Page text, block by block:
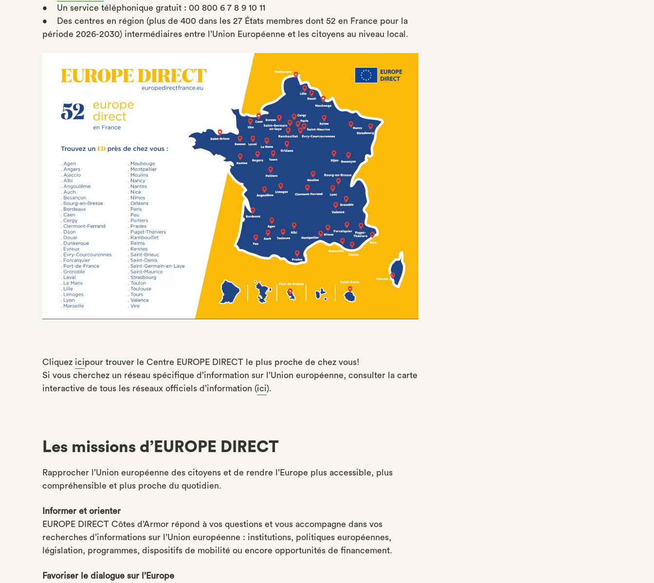
• Un service téléphonique gratuit : 00 800 6 7 8 9 10 11
• Des centres en région (plus de 400 dans les 27 États membres dont 52 en France pour la
période 2026-2030) intermédiaires entre l’Union Européenne et les citoyens au niveau local.
Cliquez icipour trouver le Centre EUROPE DIRECT le plus proche de chez vous!
Si vous cherchez un réseau spécifique d’information sur l’Union européenne, consulter la carte
interactive de tous les réseaux officiels d’information (ici).
Les missions d’EUROPE DIRECT
Rapprocher l’Union européenne des citoyens et de rendre l’Europe plus accessible, plus
compréhensible et plus proche du quotidien.
Informer et orienter
EUROPE DIRECT Côtes d’Armor répond à vos questions et vous accompagne dans vos
recherches d’informations sur l’Union européenne : institutions, politiques européennes,
législation, programmes, dispositifs de mobilité ou encore opportunités de financement.
Favoriser le dialogue sur l’Europe